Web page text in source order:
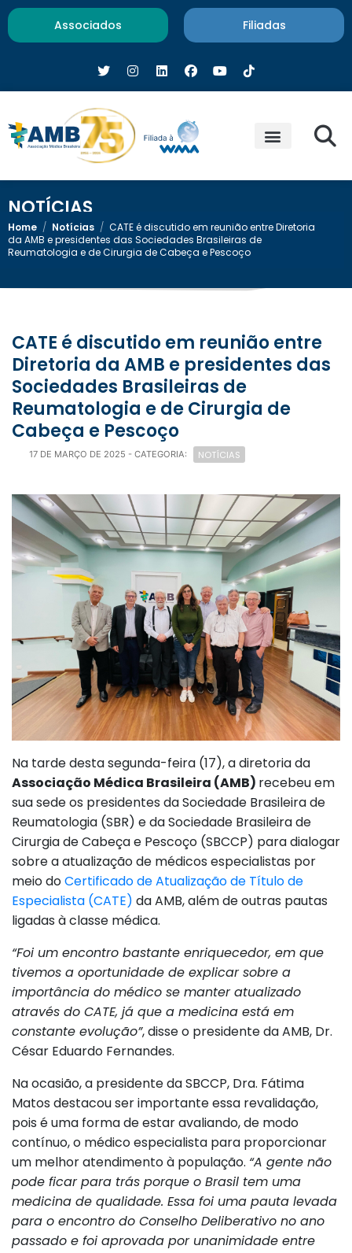
Associados Filiadas
NOTÍCIAS
Home / Notícias / CATE é discutido em reunião entre Diretoria
da AMB e presidentes das Sociedades Brasileiras de
Reumatologia e de Cirurgia de Cabeça e Pescoço
CATE é discutido em reunião entre
Diretoria da AMB e presidentes das
Sociedades Brasileiras de
Reumatologia e de Cirurgia de
Cabeça e Pescoço
17 DE MARÇO DE 2025 - CATEGORIA: NOTÍCIAS
Na tarde desta segunda-feira (17), a diretoria da
Associação Médica Brasileira (AMB) recebeu em
sua sede os presidentes da Sociedade Brasileira de
Reumatologia (SBR) e da Sociedade Brasileira de
Cirurgia de Cabeça e Pescoço (SBCCP) para dialogar
sobre a atualização de médicos especialistas por
meio doCertificado de Atualização de Título de
Especialista (CATE) da AMB, além de outras pautas
ligadas à classe médica.
“Foi um encontro bastante enriquecedor, em que
tivemos a oportunidade de explicar sobre a
importância do médico se manter atualizado
através do CATE, já que a medicina está em
constante evolução”, disse o presidente da AMB, Dr.
César Eduardo Fernandes.
Na ocasião, a presidente da SBCCP, Dra. Fátima
Matos destacou ser importante essa revalidação,
pois é uma forma de estar avaliando, de modo
contínuo, o médico especialista para proporcionar
um melhor atendimento à população. “A gente não
pode ficar para trás porque o Brasil tem uma
medicina de qualidade. Essa foi uma pauta levada
para o encontro do Conselho Deliberativo no ano
passado e foi aprovada por unanimidade entre